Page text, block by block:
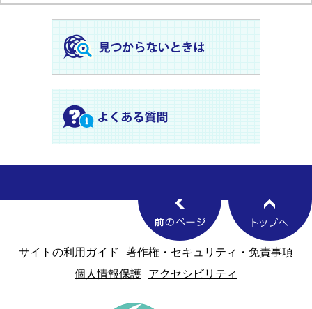
サイトの利用ガイド
著作権・セキュリティ・免責事項
個人情報保護
アクセシビリティ